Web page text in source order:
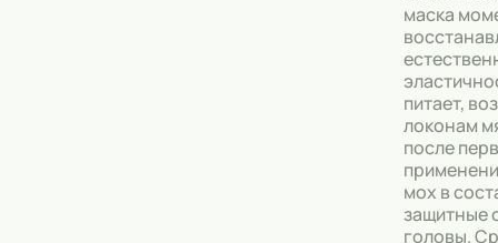
маска
питает,
локонам
после
мох в
защитные
головы.